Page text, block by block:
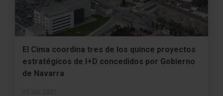
El Cima coordina tres de los quince proyectos
estratégicos de I+D concedidos por Gobierno
de Navarra